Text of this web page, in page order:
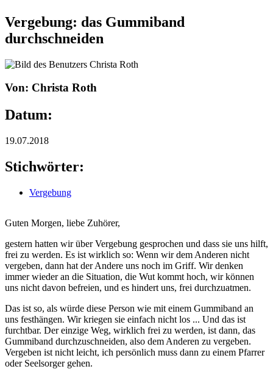
Vergebung: das Gummiband
durchschneiden
Von: Christa Roth
Datum:
19.07.2018
Stichwörter:
Vergebung
Guten Morgen, liebe Zuhörer,
gestern hatten wir über Vergebung gesprochen und dass sie uns hilft,
frei zu werden. Es ist wirklich so: Wenn wir dem Anderen nicht
vergeben, dann hat der Andere uns noch im Griff. Wir denken
immer wieder an die Situation, die Wut kommt hoch, wir können
uns nicht davon befreien, und es hindert uns, frei durchzuatmen.
Das ist so, als würde diese Person wie mit einem Gummiband an
uns festhängen. Wir kriegen sie einfach nicht los ... Und das ist
furchtbar. Der einzige Weg, wirklich frei zu werden, ist dann, das
Gummiband durchzuschneiden, also dem Anderen zu vergeben.
Vergeben ist nicht leicht, ich persönlich muss dann zu einem Pfarrer
oder Seelsorger gehen.